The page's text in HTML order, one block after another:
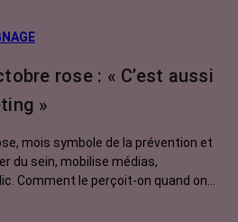
rose : « C’est aussi
»
mois symbole de la prévention et
du sein, mobilise médias,
Comment le perçoit-on quand on